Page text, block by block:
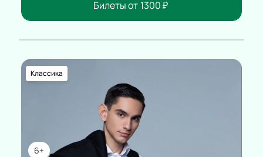
Билеты от 1300₽
6+
Классика